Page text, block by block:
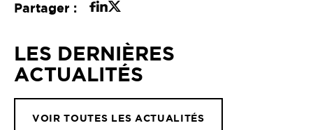
Partager :
LES DERNIÈRES
ACTUALITÉS
VOIR TOUTES LES ACTUALITÉS